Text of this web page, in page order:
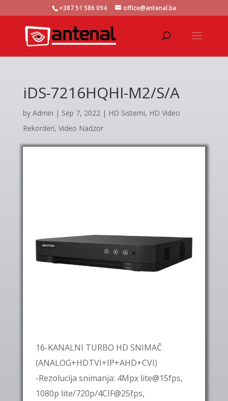
+387 51 586 094 office@antenal.ba
iDS-7216HQHI-M2/S/A
by Admin | Sep 7, 2022| HD Sistemi, HD Video
Rekorderi, Video Nadzor
16-KANALNI TURBO HD SNIMAČ
(ANALOG+HDTVI+IP+AHD+CVI)
-Rezolucija snimanja: 4Mpx lite@15fps,
1080p lite/720p/4CIF@25fps,